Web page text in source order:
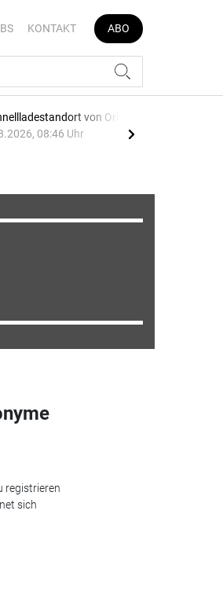
KONTAKT ABO
von Orlen und
08:46 Uhr
registrieren
sich